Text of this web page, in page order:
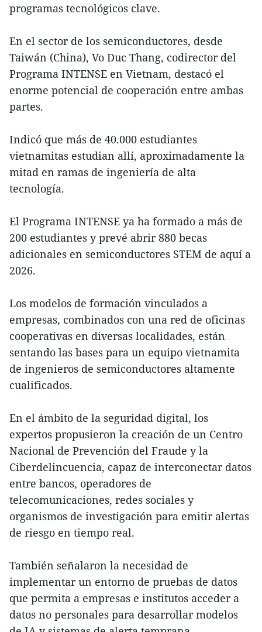
programas tecnológicos clave.
En el sector de los semiconductores, desde
Taiwán (China), Vo Duc Thang, codirector del
Programa INTENSE en Vietnam, destacó el
enorme potencial de cooperación entre ambas
partes.
Indicó que más de 40.000 estudiantes
vietnamitas estudian allí, aproximadamente la
mitad en ramas de ingeniería de alta
tecnología.
El Programa INTENSE ya ha formado a más de
200 estudiantes y prevé abrir 880 becas
adicionales en semiconductores STEM de aquí a
2026.
Los modelos de formación vinculados a
empresas, combinados con una red de oficinas
cooperativas en diversas localidades, están
sentando las bases para un equipo vietnamita
de ingenieros de semiconductores altamente
cualificados.
En el ámbito de la seguridad digital, los
expertos propusieron la creación de un Centro
Nacional de Prevención del Fraude y la
Ciberdelincuencia, capaz de interconectar datos
entre bancos, operadores de
telecomunicaciones, redes sociales y
organismos de investigación para emitir alertas
de riesgo en tiempo real.
También señalaron la necesidad de
implementar un entorno de pruebas de datos
que permita a empresas e institutos acceder a
datos no personales para desarrollar modelos